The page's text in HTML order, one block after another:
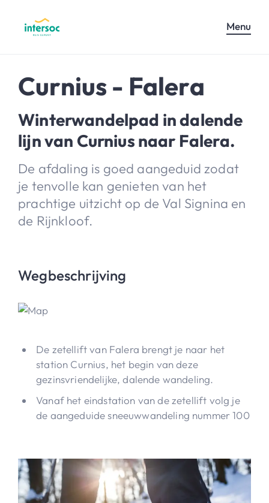
Menu
Curnius - Falera
Winterwandelpad in dalende
lijn van Curnius naar Falera.
De afdaling is goed aangeduid zodat
je tenvolle kan genieten van het
prachtige uitzicht op de Val Signina en
de Rijnkloof.
Wegbeschrijving
De zetellift van Falera brengt je naar het
station Curnius, het begin van deze
gezinsvriendelijke, dalende wandeling.
Vanaf het eindstation van de zetellift volg je
de aangeduide sneeuwwandeling nummer 100